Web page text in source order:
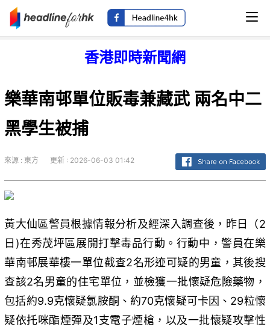
香港即時新聞網
樂華南邨單位販毒兼藏武 兩名中二
黑學生被捕
來源 : 東方 更新 : 2026-06-03 01:42
黃大仙區警員根據情報分析及經深入調查後，昨日（2
日)在秀茂坪區展開打擊毒品行動。行動中，警員在樂
華南邨展華樓一單位截查2名形迹可疑的男童，其後搜
查該2名男童的住宅單位，並檢獲一批懷疑危險藥物，
包括約9.9克懷疑氯胺酮、約70克懷疑可卡因、29粒懷
疑依托咪酯煙彈及1支電子煙槍，以及一批懷疑攻擊性